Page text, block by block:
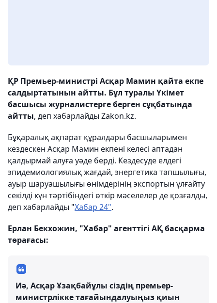
ҚР Премьер-министрі Асқар Мамин қайта екпе
салдыртатынын айтты. Бұл туралы Үкімет
басшысы журналистерге берген сұқбатында
айтты, деп хабарлайды Zakon.kz.
Бұқаралық ақпарат құралдары басшыларымен
кездескен Асқар Мамин екпені келесі аптадан
қалдырмай алуға уәде берді. Кездесуде елдегі
эпидемиологиялық жағдай, энергетика тапшылығы,
ауыр шаруашылығы өнімдерінің экспортын ұлғайту
секілді күн тәртібіндегі өткір мәселелер де қозғалды,
деп хабарлайды "Хабар 24".
Ерлан Бекхожин, "Хабар" агенттігі АҚ басқарма
төрағасы:
Иә, Асқар Ұзақбайұлы сіздің премьер-
министрлікке тағайындалуыңыз қиын